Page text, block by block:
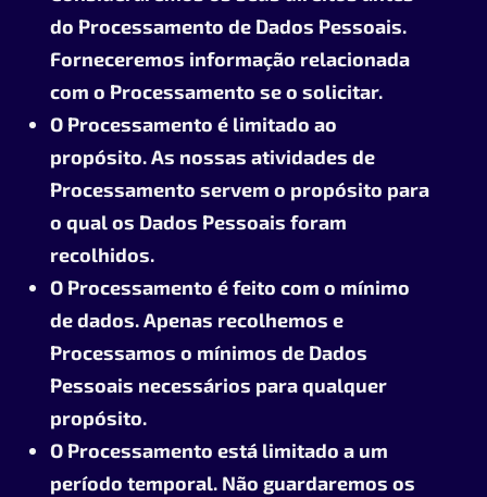
do Processamento de Dados Pessoais.
Forneceremos informação relacionada
com o Processamento se o solicitar.
O Processamento é limitado ao
propósito. As nossas atividades de
Processamento servem o propósito para
o qual os Dados Pessoais foram
recolhidos.
O Processamento é feito com o mínimo
de dados. Apenas recolhemos e
Processamos o mínimos de Dados
Pessoais necessários para qualquer
propósito.
O Processamento está limitado a um
período temporal. Não guardaremos os